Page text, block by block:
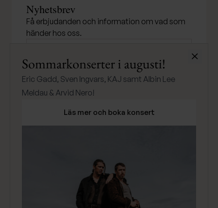
Nyhetsbrev
Få erbjudanden och information om vad som
händer hos oss.
SKICKA
Integritetspolicy
Sommarkonserter i augusti!
Eric Gadd, Sven Ingvars, KAJ samt Albin Lee
Meldau & Arvid Nero!
Läs mer och boka konsert
Stäng